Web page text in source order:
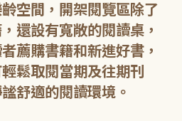
空間，開架閱覽區除了
還設有寬敞的閱讀桌，
薦購書籍和新進好書，
鬆取閱當期及往期刊
舒適的閱讀環境。